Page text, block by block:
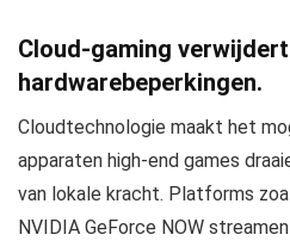
Cloud-gaming verwijdert
hardwarebeperkingen.
Cloudtechnologie maakt het
apparaten high-end games
van lokale kracht. Platforms
NVIDIA GeForce NOW